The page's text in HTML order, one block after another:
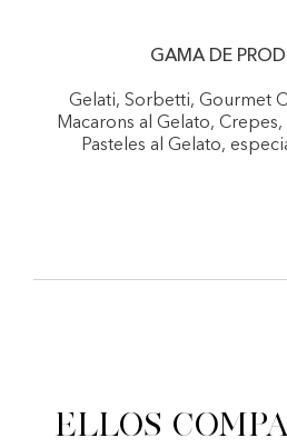
GAMA DE
Gelati, Sorbetti, Gourmet
Macarons al Gelato,
Pasteles al Gelato,
Ellos